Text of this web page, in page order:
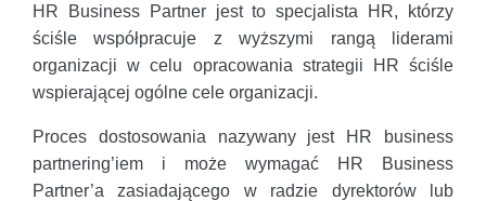
HR Business Partner jest to specjalista HR, którzy
ściśle współpracuje z wyższymi rangą liderami
organizacji w celu opracowania strategii HR ściśle
wspierającej ogólne cele organizacji.
Proces dostosowania nazywany jest HR business
partnering’iem i może wymagać HR Business
Partner’a zasiadającego w radzie dyrektorów lub